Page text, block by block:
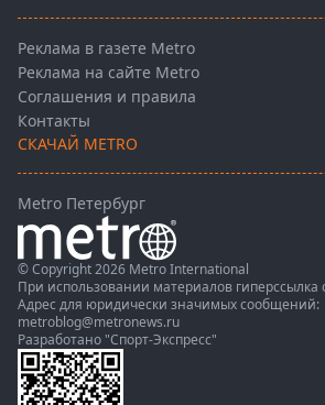
Реклама в газете Metro
Реклама на сайте Metro
Соглашения и правила
Контакты
СКАЧАЙ METRO
Metro Петербург
© Copyright 2026 Metro International
При использовании материалов гиперссылка
Адрес для юридически значимых сообщений:
metroblog@metronews.ru
Разработано "Спорт-Экспресс"